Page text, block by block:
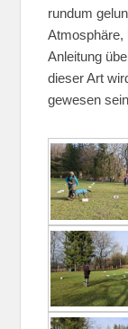
rundum
Atmosphäre,
Anleitung
dieser Art
gewesen